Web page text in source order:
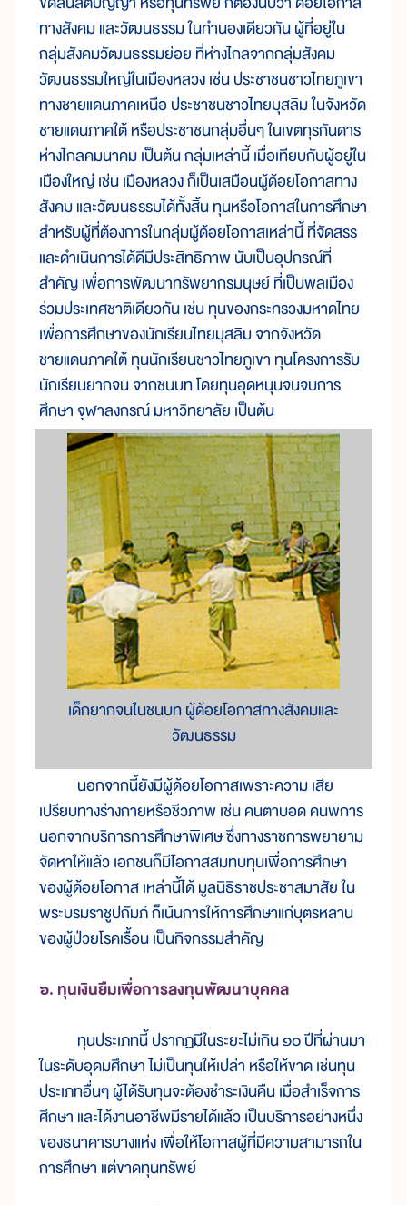
ทางสังคม และวัฒนธรรม ในทำนองเดียวกัน ผู้ที่อยู่ใน
กลุ่มสังคมวัฒนธรรมย่อย ที่ห่างไกลจากกลุ่มสังคม
วัฒนธรรมใหญ่ในเมืองหลวง เช่น ประชาชนชาวไทยภูเขา
ทางชายแดนภาคเหนือ ประชาชนชาวไทยมุสลิม ในจังหวัด
ชายแดนภาคใต้ หรือประชาชนกลุ่มอื่นๆ ในเขตทุรกันดาร
ห่างไกลคมนาคม เป็นต้น กลุ่มเหล่านี้ เมื่อเทียบกับผู้อยู่ใน
เมืองใหญ่ เช่น เมืองหลวง ก็เป็นเสมือนผู้ด้อยโอกาสทาง
สังคม และวัฒนธรรมได้ทั้งสิ้น ทุนหรือโอกาสในการศึกษา
สำหรับผู้ที่ต้องการในกลุ่มผู้ด้อยโอกาสเหล่านี้ ที่จัดสรร
และดำเนินการได้ดีมีประสิทธิภาพ นับเป็นอุปกรณ์ที่
สำคัญ เพื่อการพัฒนาทรัพยากรมนุษย์ ที่เป็นพลเมือง
ร่วมประเทศชาติเดียวกัน เช่น ทุนของกระทรวงมหาดไทย
เพื่อการศึกษาของนักเรียนไทยมุสลิม จากจังหวัด
ชายแดนภาคใต้ ทุนนักเรียนชาวไทยภูเขา ทุนโครงการรับ
นักเรียนยากจน จากชนบท โดยทุนอุดหนุนจนจบการ
ศึกษา จุฬาลงกรณ์ มหาวิทยาลัย เป็นต้น
เด็กยากจนในชนบท ผู้ด้อยโอกาสทางสังคมและ
วัฒนธรรม
นอกจากนี้ยังมีผู้ด้อยโอกาสเพราะความ เสีย
เปรียบทางร่างกายหรือชีวภาพ เช่น คนตาบอด คนพิการ
นอกจากบริการการศึกษาพิเศษ ซึ่งทางราชการพยายาม
จัดหาให้แล้ว เอกชนก็มีโอกาสสมทบทุนเพื่อการศึกษา
ของผู้ด้อยโอกาส เหล่านี้ได้ มูลนิธิราชประชาสมาสัย ใน
พระบรมราชูปถัมภ์ ก็เน้นการให้การศึกษาแก่บุตรหลาน
ของผู้ป่วยโรคเรื้อน เป็นกิจกรรมสำคัญ
๖. ทุนเงินยืมเพื่อการลงทุนพัฒนาบุคคล
ทุนประเภทนี้ ปรากฏมีในระยะไม่เกิน ๑๐ ปีที่ผ่านมา
ในระดับอุดมศึกษา ไม่เป็นทุนให้เปล่า หรือให้ขาด เช่นทุน
ประเภทอื่นๆ ผู้ได้รับทุนจะต้องชำระเงินคืน เมื่อสำเร็จการ
ศึกษา และได้งานอาชีพมีรายได้แล้ว เป็นบริการอย่างหนึ่ง
ของธนาคารบางแห่ง เพื่อให้โอกาสผู้ที่มีความสามารถใน
การศึกษา แต่ขาดทุนทรัพย์